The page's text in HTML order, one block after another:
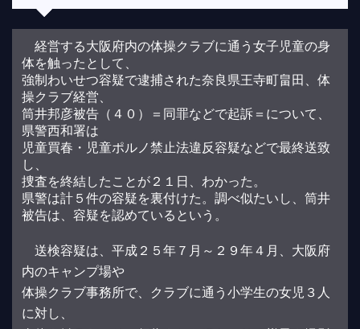
経営する大阪府内の体操クラブに通う女子児童の身
体を触ったとして、
強制わいせつ容疑で逮捕された奈良県王寺町畠田、体
操クラブ経営、
筒井邦彦被告（４０）＝同罪などで起訴＝について、
県警西和署は
児童買春・児童ポルノ禁止法違反容疑などで最終送致
し、
捜査を終結したことが２１日、わかった。
県警は計５件の容疑を裏付けた。調べ似たいし、筒井
被告は、容疑を認めているという。
送検容疑は、平成２５年７月～２９年４月、大阪府
内のキャンプ場や
体操クラブ事務所で、クラブに通う小学生の女児３人
に対し、